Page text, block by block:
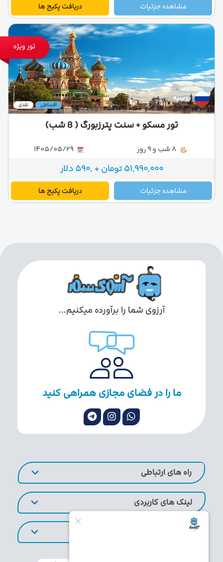
مشاهده جزئیات دریافت پکیج ها
تور ویژه
روسیه
نقدی اقساطی
تور مسکو + سنت پترزبورگ ( 8 شب)
51,990,000 تومان + ,590 دلار
مشاهده جزئیات دریافت پکیج ها
آرزوی شما را برآورده میکنیم...
ما را در فضای مجازی همراهی کنید
راه های ارتباطی
لینک های کاربردی
تورهای پر طرفدار